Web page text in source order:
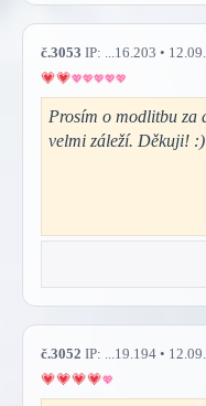
č.3053 IP: ...16.203 •
Prosím o modlitbu
velmi záleží. Děkuji! :)
č.3052 IP: ...19.194 •